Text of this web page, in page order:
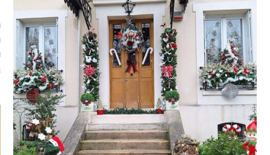
je t'aime, my little bassin
comment ? "
je ne parle presque que